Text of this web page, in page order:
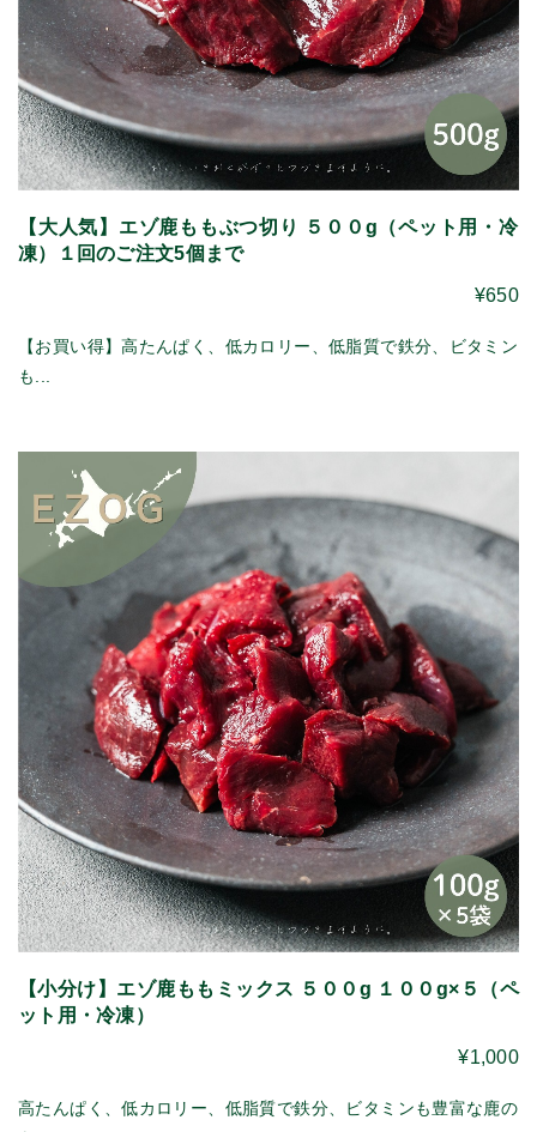
【大人気】エゾ鹿ももぶつ切り ５００g（ペット用・冷
凍）１回のご注文5個まで
¥650
【お買い得】高たんぱく、低カロリー、低脂質で鉄分、ビタミン
も...
【小分け】エゾ鹿ももミックス ５００g １００g×５（ペ
ット用・冷凍）
¥1,000
高たんぱく、低カロリー、低脂質で鉄分、ビタミンも豊富な鹿の